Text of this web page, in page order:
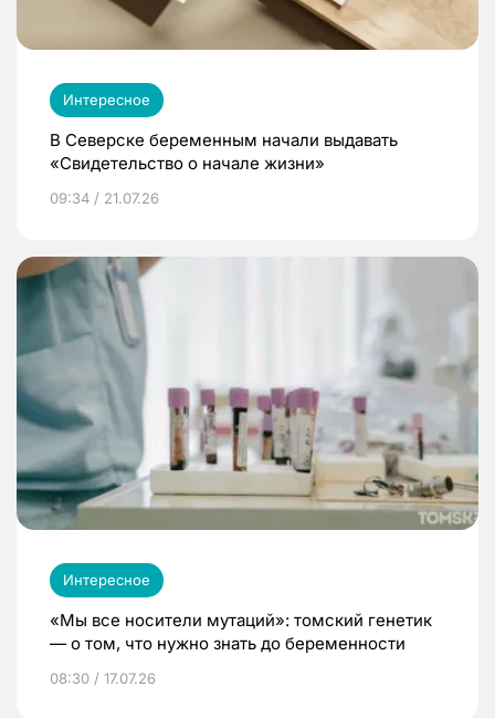
Интересное
В Северске беременным начали выдавать
«Свидетельство о начале жизни»
09:34 / 21.07.26
Интересное
«Мы все носители мутаций»: томский генетик
— о том, что нужно знать до беременности
08:30 / 17.07.26